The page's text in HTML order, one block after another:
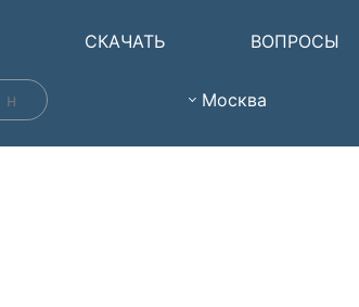
СКАЧАТЬ ВОПРОСЫ
Москва